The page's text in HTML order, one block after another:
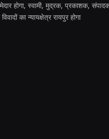
होगा, स्वामी, मुद्रक, प्रकाशक,
का न्यायक्षेत्र रायपुर होगा